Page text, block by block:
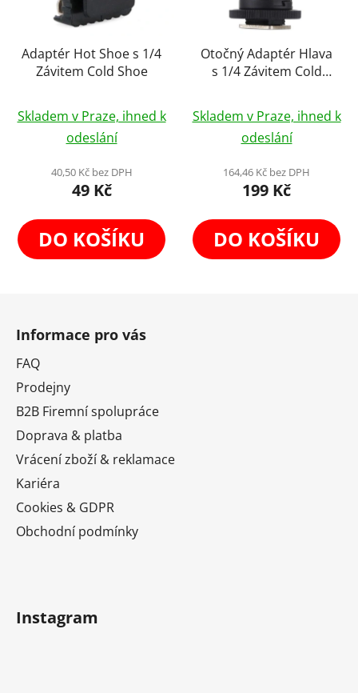
Adaptér Hot Shoe s 1/4
Závitem Cold Shoe
hodnocení
produktu
je
5,0
5
hvězdiček.
Skladem v Praze, ihned k
odeslání
40,50 Kč bez DPH
49 Kč
DO KOŠÍKU
Otočný Adaptér Hlava
s 1/4 Závitem Cold
Skladem v Praze, ihned k
odeslání
164,46 Kč bez DPH
199 Kč
DO KOŠÍKU
Informace pro vás
FAQ
Prodejny
B2B Firemní spolupráce
Doprava & platba
Vrácení zboží & reklamace
Kariéra
Cookies & GDPR
Obchodní podmínky
Instagram
Přihlášením souhlasíte se zasíláním obchodních sdělení a se